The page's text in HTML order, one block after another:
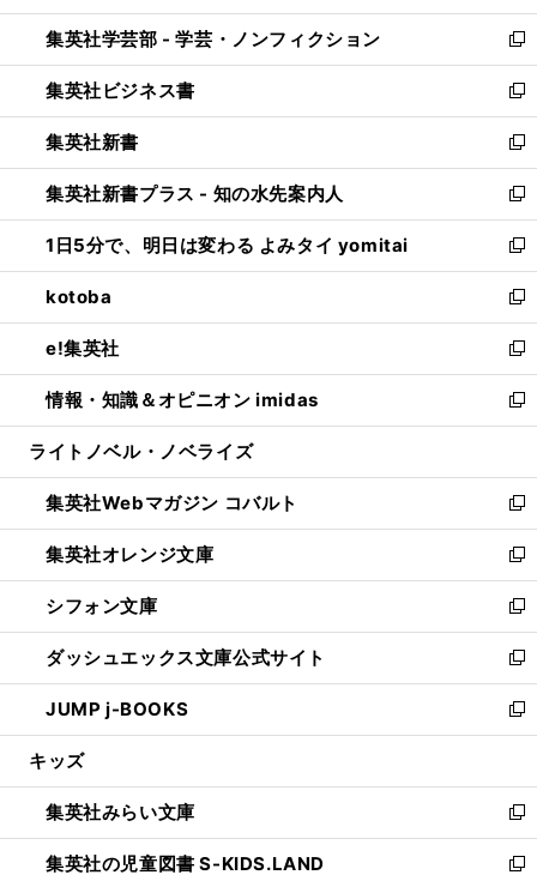
開
く
ウ
で
開
く
ン
ド
ウ
で
開
く
ウ
ィ
ン
ド
ウ
で
開
く
集英社学芸部 - 学芸・ノンフィクション
新
し
い
ウ
ィ
ン
ド
ウ
で
開
く
集英社ビジネス書
新
し
い
ウ
ィ
ン
ド
ウ
で
開
く
集英社新書
新
し
い
ウ
ィ
ン
ド
ウ
で
開
く
集英社新書プラス - 知の水先案内人
新
し
い
ウ
ィ
ン
ド
ウ
で
開
1日5分で、明日は変わる よみタイ yomitai
新
し
い
ウ
ィ
ン
ド
ウ
開
く
kotoba
新
し
い
ウ
ィ
ン
ウ
で
開
く
e!集英社
新
し
い
ウ
ン
ド
ウ
で
開
く
情報・知識＆オピニオン imidas
新
し
ウ
ィ
ン
ド
ウ
で
開
く
ライトノベル・ノベライズ
集英社Webマガジン コバルト
新
し
い
ウ
ィ
ン
ド
ウ
で
開
集英社オレンジ文庫
新
し
い
ウ
ィ
ン
ド
ウ
開
く
シフォン文庫
新
し
い
ウ
ィ
ン
ウ
で
開
く
ダッシュエックス文庫公式サイト
新
し
い
ウ
ン
ド
ウ
で
JUMP j-BOOKS
新
し
ウ
ィ
ン
ド
キッズ
集英社みらい文庫
新
し
い
集英社の児童図書 S-KIDS.LAND
新